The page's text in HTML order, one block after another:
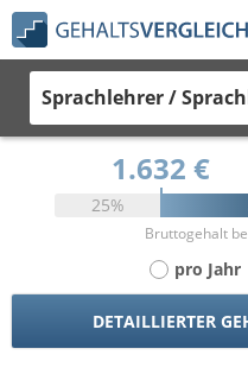
Sprachlehrer /
1.632 €
25%
Bruttogehalt
pro Jahr
DETAILLIERTER